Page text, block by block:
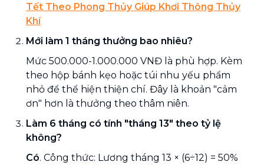
Tết Theo Phong Thủy Giúp Khơi Thông Thủy
Khí
Mới làm 1 tháng thưởng bao nhiêu?
Mức 500.000-1.000.000 VNĐ là phù hợp. Kèm
theo hộp bánh kẹo hoặc túi nhu yếu phẩm
nhỏ để thể hiện thiện chí. Đây là khoản "cảm
ơn" hơn là thưởng theo thâm niên.
Làm 6 tháng có tính "tháng 13" theo tỷ lệ
không?
Có. Công thức: Lương tháng 13 × (6÷12) = 50%